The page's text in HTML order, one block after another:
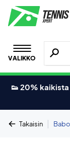
VALIKKO
Hae
👟 20%
Takaisin |